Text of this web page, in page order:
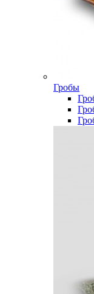
Гробы